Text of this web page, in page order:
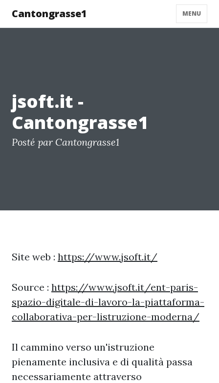
Cantongrasse1 MENU
jsoft.it -
Cantongrasse1
Posté par Cantongrasse1
Site web : https://www.jsoft.it/
Source : https://www.jsoft.it/ent-paris-
spazio-digitale-di-lavoro-la-piattaforma-
collaborativa-per-listruzione-moderna/
Il cammino verso un'istruzione
pienamente inclusiva e di qualità passa
necessariamente attraverso